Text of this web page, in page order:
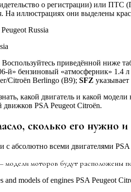
о регистрации) или ПТС
На иллюстрациях они выделены
приведённой ниже
й» бензиновый «атмосферник» 1.4
Citroёn Berlingo (B9); SFZ
какой двигатель и какой
движков PSA Peugeot Citroёn.
сколько его нужно
с абсолютно всеми двигателями
модели моторов будут расположены